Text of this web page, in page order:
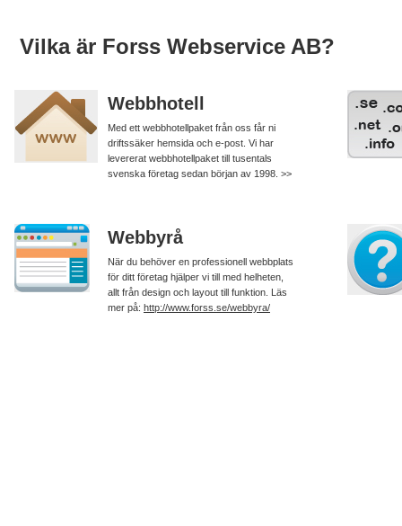
Vilka är Forss Webservice AB?
Webbhotell
Med ett webbhotellpaket från oss får ni
driftssäker hemsida och e-post. Vi har
levererat webbhotellpaket till tusentals
svenska företag sedan början av 1998. >>
Webbyrå
När du behöver en professionell webbplats
för ditt företag hjälper vi till med helheten,
allt från design och layout till funktion. Läs
mer på: http://www.forss.se/webbyra/